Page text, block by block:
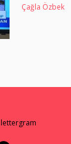
Çağla Özbek
lettergram